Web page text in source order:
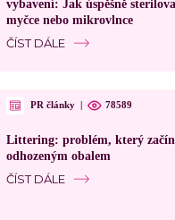
vybavení: Jak úspěšně
myčce nebo mikrovlnce
ČÍST DÁLE
PR články | 78589
Littering: problém, který
odhozeným obalem
ČÍST DÁLE